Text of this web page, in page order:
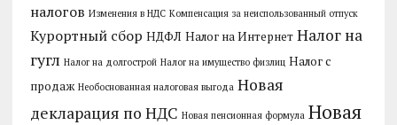
налогов Изменения в НДС Компенсация за неиспользованный отпуск
Курортный сбор НДФЛ Налог на Интернет Налог на
гугл Налог на долгострой Налог на имущество физлиц Налог с
продаж Необоснованная налоговая выгода Новая
декларация по НДС Новая пенсионная формула Новая